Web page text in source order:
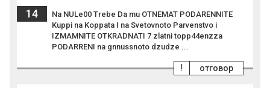
14
Na NULe00 Trebe Da mu OTNEMAT PODARENNITE
Kuppi na Koppata I na Svetovnoto Parvenstvo i
IZMAMNITE OTKRADNATI 7 zlatni topp44enzza
PODARRENI na gnnussnoto dzudze ...
отговор
!